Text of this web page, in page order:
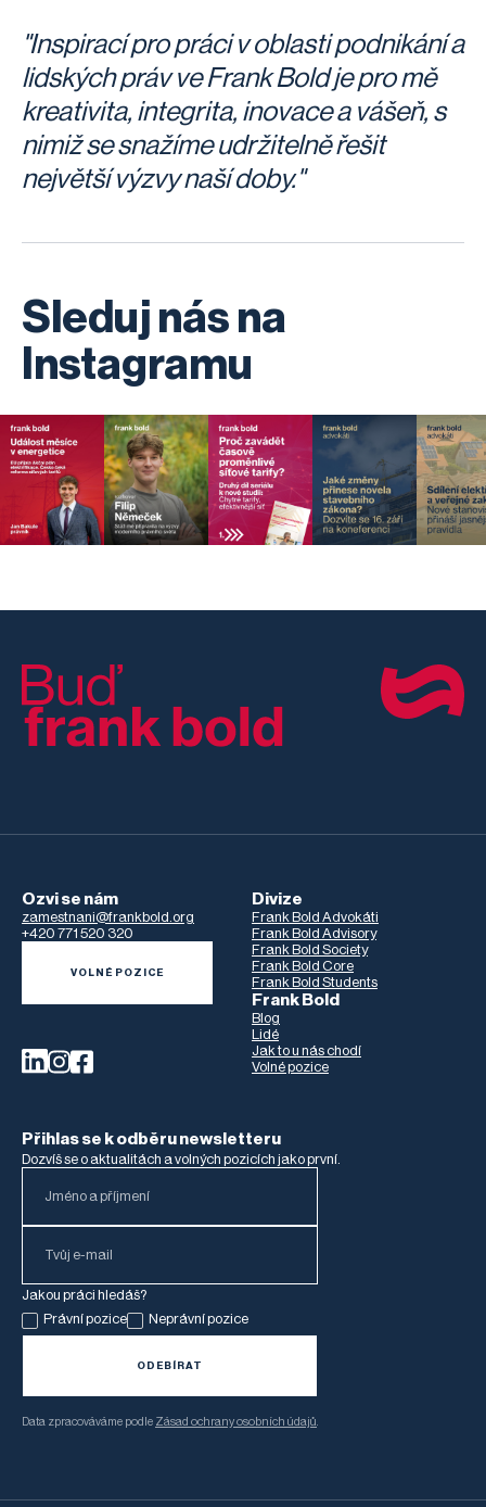
"Inspirací pro práci v oblasti podnikání a
lidských práv ve Frank Bold je pro mě
kreativita, integrita, inovace a vášeň, s
nimiž se snažíme udržitelně řešit
největší výzvy naší doby."
Sleduj nás na
Instagramu
Ozvi se nám
zamestnani@frankbold.org
+420 771 520 320
VOLNÉ POZICE
Divize
Frank Bold Advokáti
Frank Bold Advisory
Frank Bold Society
Frank Bold Core
Frank Bold Students
Frank Bold
Blog
Lidé
Jak to u nás chodí
Volné pozice
Přihlas se k odběru newsletteru
Dozvíš se o aktualitách a volných pozicích jako první.
Jakou práci hledáš?
Právní pozice
Neprávní pozice
Data zpracováváme podle Zásad ochrany osobních údajů